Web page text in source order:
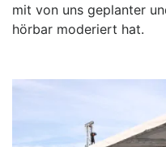
mit von uns geplanter
hörbar moderiert hat.